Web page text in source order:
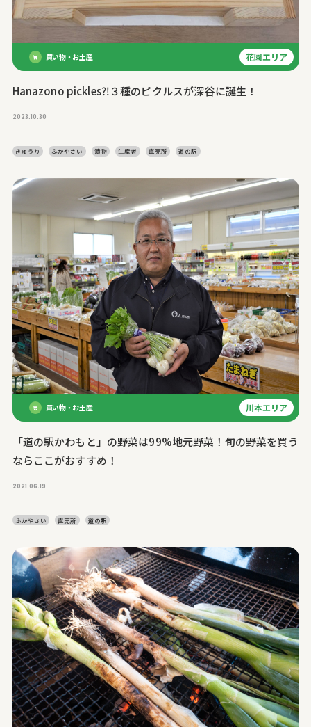
買い物・お土産 花園エリア
Hanazono pickles⁈３種のピクルスが深谷に誕生！
2023.10.30
きゅうり ふかやさい 漬物 生産者 直売所 道の駅
買い物・お土産 川本エリア
「道の駅かわもと」の野菜は99%地元野菜！旬の野菜を買う
ならここがおすすめ！
2021.06.19
ふかやさい 直売所 道の駅